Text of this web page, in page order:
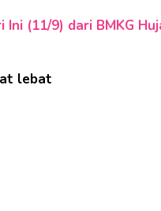
Ini (11/9) dari BMKG
lebat